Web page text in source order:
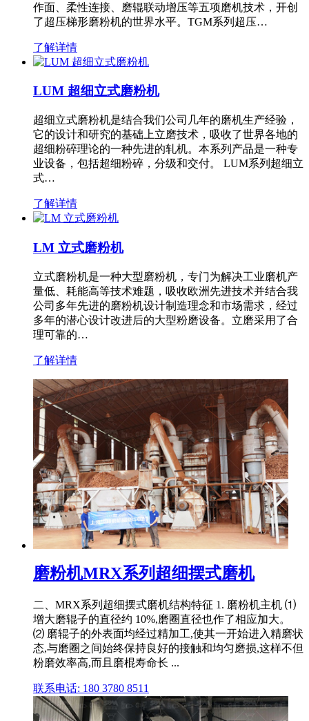
作面、柔性连接、磨辊联动增压等五项磨机技术，开创
了超压梯形磨粉机的世界水平。TGM系列超压…
了解详情
LUM 超细立式磨粉机
超细立式磨粉机是结合我们公司几年的磨机生产经验，
它的设计和研究的基础上立磨技术，吸收了世界各地的
超细粉碎理论的一种先进的轧机。本系列产品是一种专
业设备，包括超细粉碎，分级和交付。 LUM系列超细立
式…
了解详情
LM 立式磨粉机
立式磨粉机是一种大型磨粉机，专门为解决工业磨机产
量低、耗能高等技术难题，吸收欧洲先进技术并结合我
公司多年先进的磨粉机设计制造理念和市场需求，经过
多年的潜心设计改进后的大型粉磨设备。立磨采用了合
理可靠的…
了解详情
磨粉机MRX系列超细摆式磨机
二、MRX系列超细摆式磨机结构特征 1. 磨粉机主机 ⑴
增大磨辊子的直径约 10%,磨圈直径也作了相应加大。
⑵ 磨辊子的外表面均经过精加工,使其一开始进入精磨状
态,与磨圈之间始终保持良好的接触和均匀磨损,这样不但
粉磨效率高,而且磨棍寿命长 ...
联系电话: 180 3780 8511